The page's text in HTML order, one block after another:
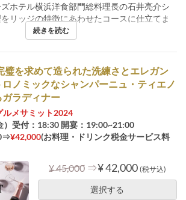
ホテル横浜洋食部門総料理長の石井亮介シ
リッジの特徴にあわせたコースに仕立てま
続きを読む
璧を求めて造られた洗練さとエレガン
ロノミックなシャンパーニュ・ティエノ
ラディナー
ルメサミット2024
）受付：18:30 開宴：19:00~21:00
¥42,000(お料理・ドリンク税金サービス料
¥ 45,000 ⇒¥ 42,000 (税サ込)
選択する